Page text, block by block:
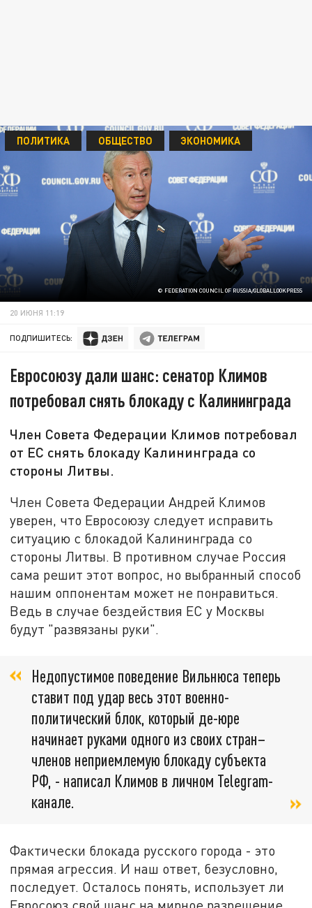
© FEDERATION COUNCIL OF RUSSIA/GLOBALLOOKPRESS
ПОЛИТИКА ОБЩЕСТВО ЭКОНОМИКА
20 ИЮНЯ 11:19
ПОДПИШИТЕСЬ:
Евросоюзу дали шанс: сенатор Климов
потребовал снять блокаду с Калининграда
Член Совета Федерации Климов потребовал
от ЕС снять блокаду Калининграда со
стороны Литвы.
Член Совета Федерации Андрей Климов
уверен, что Евросоюзу следует исправить
ситуацию с блокадой Калининграда со
стороны Литвы. В противном случае Россия
сама решит этот вопрос, но выбранный способ
нашим оппонентам может не понравиться.
Ведь в случае бездействия ЕС у Москвы
будут "развязаны руки".
Недопустимое поведение Вильнюса теперь
ставит под удар весь этот военно-
политический блок, который де-юре
начинает руками одного из своих стран–
членов неприемлемую блокаду субъекта
РФ, - написал Климов в личном Telegram-
канале.
Фактически блокада русского города - это
прямая агрессия. И наш ответ, безусловно,
последует. Осталось понять, использует ли